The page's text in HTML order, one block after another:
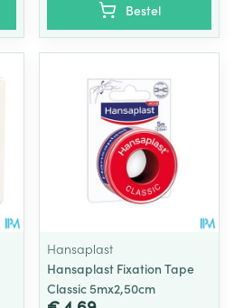
Bestel
Hansaplast
Hansaplast Fixation Tape
Classic 5mx2,50cm